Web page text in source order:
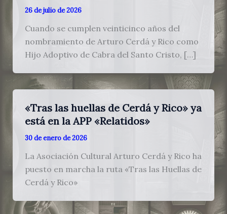
26 de julio de 2026
Cuando se cumplen veinticinco años del
nombramiento de Arturo Cerdá y Rico como
Hijo Adoptivo de Cabra del Santo Cristo, […]
«Tras las huellas de Cerdá y Rico» ya
está en la APP «Relatidos»
30 de enero de 2026
La Asociación Cultural Arturo Cerdá y Rico ha
puesto en marcha la ruta «Tras las Huellas de
Cerdá y Rico»